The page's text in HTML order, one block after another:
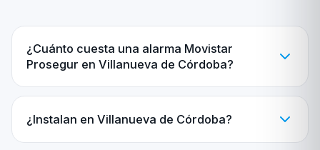
¿Cuánto cuesta una alarma Movistar
Prosegur en Villanueva de Córdoba?
¿Instalan en Villanueva de Córdoba?